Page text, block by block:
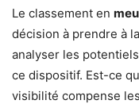
Le classement en
décision à prendre à
analyser les potentiels
ce dispositif. Est-ce
visibilité compense